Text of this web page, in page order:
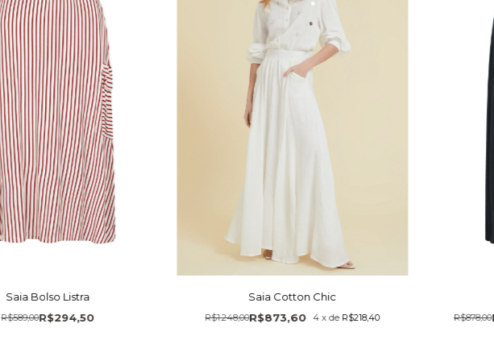
Saia Bolso Listra
R$294,50
R$589,00
Saia Cotton Chic
R$873,60
R$1.248,00 4 xde R$218,40 R$878,00